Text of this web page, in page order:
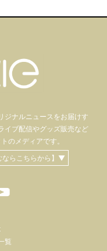
ジナルニュースをお届けす
イブ配信やグッズ販売など
のメディアです。
ならこちらから】▼
覧